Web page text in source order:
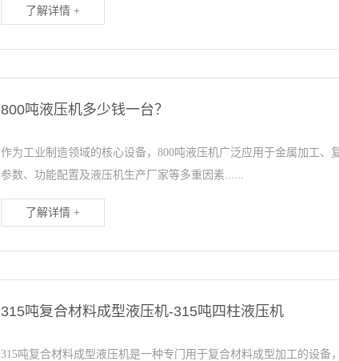
了解详情 +
800吨液压机多少钱一台？
作为工业制造领域的核心设备，800吨液压机广泛应用于金属加工
参数、功能配置及液压机生产厂家等多重因素......
了解详情 +
315吨复合材料成型液压机-315吨四柱液压机
315吨复合材料成型液压机是一种专门用于复合材料成型加工的设备